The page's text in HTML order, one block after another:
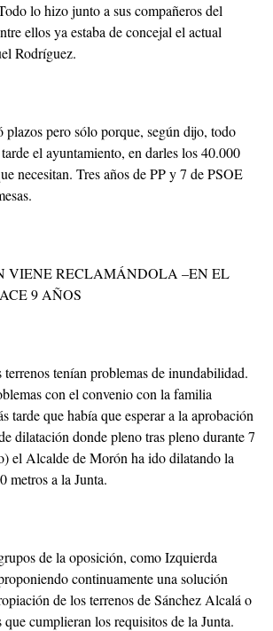
lo hizo junto a sus compañeros del
ellos ya estaba de concejal el actual
Rodríguez.
pero sólo porque, según dijo, todo
el ayuntamiento, en darles los 40.000
necesitan. Tres años de PP y 7 de PSOE
VIENE RECLAMÁNDOLA –EN EL
9 AÑOS
tenían problemas de inundabilidad.
con el convenio con la familia
tarde que había que esperar a la aprobación
dilatación donde pleno tras pleno durante 7
el Alcalde de Morón ha ido dilatando la
metros a la Junta.
de la oposición, como Izquierda
continuamente una solución
de los terrenos de Sánchez Alcalá o
que cumplieran los requisitos de la Junta.